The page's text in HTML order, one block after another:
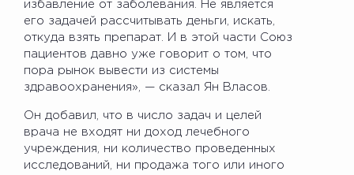
избавление от заболевания. Не является
его задачей рассчитывать деньги, искать,
откуда взять препарат. И в этой части Союз
пациентов давно уже говорит о том, что
пора рынок вывести из системы
здравоохранения», — сказал Ян Власов.
Он добавил, что в число задач и целей
врача не входят ни доход лечебного
учреждения, ни количество проведенных
исследований, ни продажа того или иного